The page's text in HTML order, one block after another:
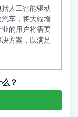
人工智能驱动
车，将大幅增
的用户将需要
方案，以满足
？